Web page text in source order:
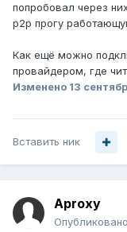
попробовал через
p2p прогу
Как ещё можно
провайдером, где
Изменено 13
Вставить ник
Aproxy
Опубликовано